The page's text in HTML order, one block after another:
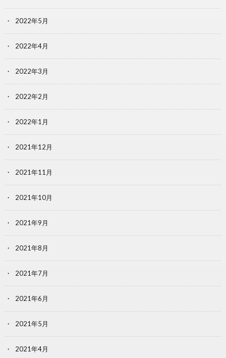
2022年5月
2022年4月
2022年3月
2022年2月
2022年1月
2021年12月
2021年11月
2021年10月
2021年9月
2021年8月
2021年7月
2021年6月
2021年5月
2021年4月